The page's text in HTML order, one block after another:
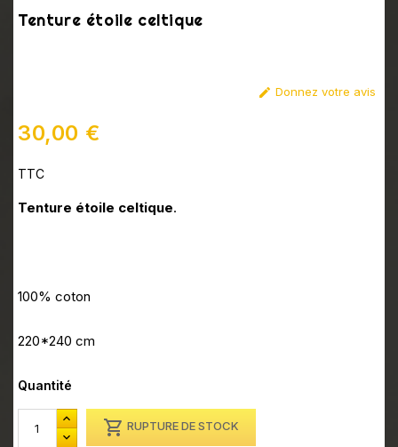
Tenture étoile celtique
 Donnez votre avis
30,00 €
TTC
Tenture étoile celtique.
100% coton
220*240 cm
Quantité
 RUPTURE DE STOCK